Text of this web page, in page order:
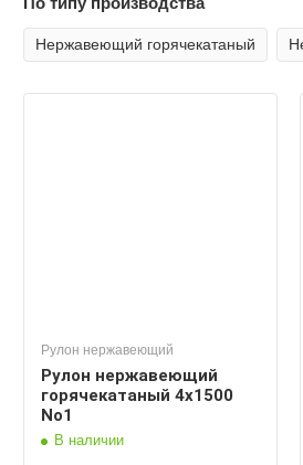
Нержавеющий горячекатаный
Рулон нержавеющий
Рулон нержавеющий
горячекатаный 4х1500
No1
В наличии